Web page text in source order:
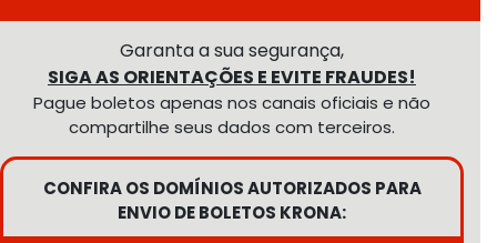
Garanta a sua segurança,
SIGA AS ORIENTAÇÕES E EVITE FRAUDES!
Pague boletos apenas nos canais oficiais e não
compartilhe seus dados com terceiros.
CONFIRA OS DOMÍNIOS AUTORIZADOS PARA
ENVIO DE BOLETOS KRONA: